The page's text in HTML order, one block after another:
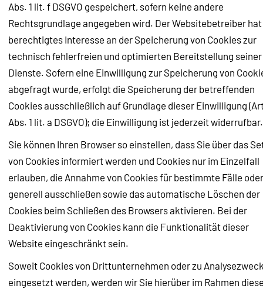
Abs. 1 lit. f DSGVO gespeichert, sofern keine andere
Rechtsgrundlage angegeben wird. Der Websitebetreiber
berechtigtes Interesse an der Speicherung von Cookies zur
technisch fehlerfreien und optimierten Bereitstellung seiner
Dienste. Sofern eine Einwilligung zur Speicherung von
abgefragt wurde, erfolgt die Speicherung der betreffenden
Cookies ausschließlich auf Grundlage dieser Einwilligung
Abs. 1 lit. a DSGVO); die Einwilligung ist jederzeit widerrufbar.
Sie können Ihren Browser so einstellen, dass Sie über das
von Cookies informiert werden und Cookies nur im Einzelfall
erlauben, die Annahme von Cookies für bestimmte Fälle oder
generell ausschließen sowie das automatische Löschen der
Cookies beim Schließen des Browsers aktivieren. Bei der
Deaktivierung von Cookies kann die Funktionalität dieser
Website eingeschränkt sein.
Soweit Cookies von Drittunternehmen oder zu
eingesetzt werden, werden wir Sie hierüber im Rahmen